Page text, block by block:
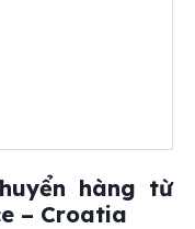
hàng từ
– Croatia